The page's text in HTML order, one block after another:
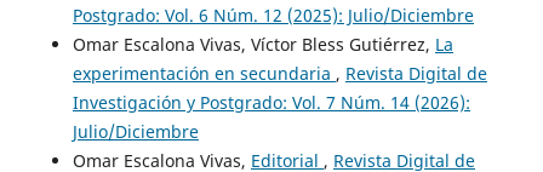
Postgrado: Vol. 6 Núm. 12 (2025): Julio/Diciembre
Omar Escalona Vivas, Víctor Bless Gutiérrez, La
experimentación en secundaria , Revista Digital de
Investigación y Postgrado: Vol. 7 Núm. 14 (2026):
Julio/Diciembre
Omar Escalona Vivas, Editorial , Revista Digital de